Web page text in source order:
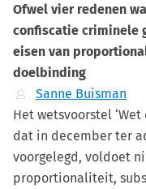
Ofwel vier redenen
confiscatie criminele
eisen van
doelbinding
Sanne Buisman
Het wetsvoorstel
dat in december ter
voorgelegd, voldoet
proportionaliteit,